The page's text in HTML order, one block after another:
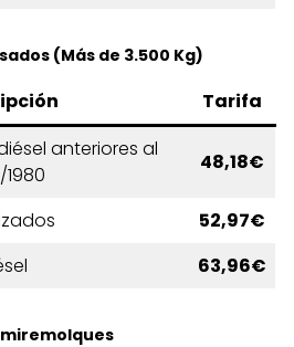
(Más de 3.500 Kg)
Tarifa
anteriores al
1980
48,18€
52,97€
63,96€